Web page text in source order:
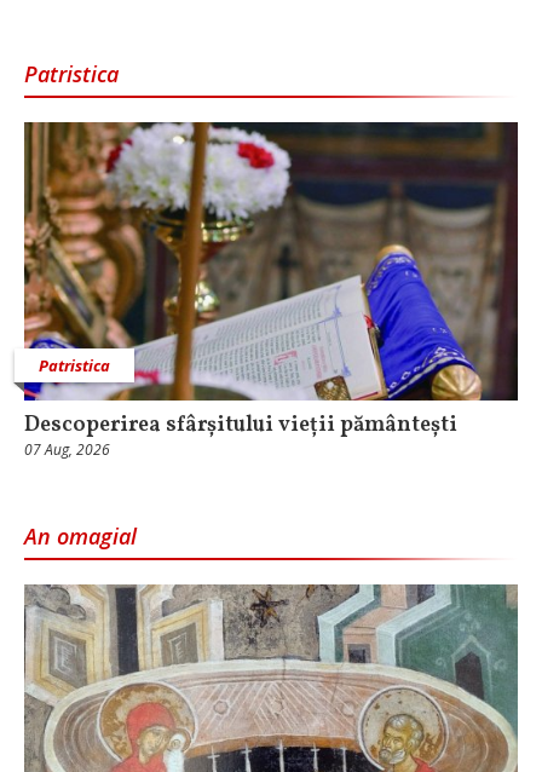
Patristica
Patristica
Descoperirea sfârșitului vieții pământești
07 Aug, 2026
An omagial